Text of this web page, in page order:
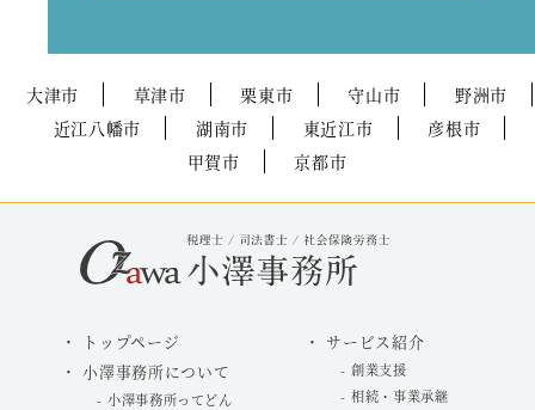
大津市 草津市 栗東市 守山市
野洲市
近江八幡市
湖南市 東近江市
彦根市
甲賀市
京都市
トップページ
小澤事務所について
小澤事務所ってどん
サービス紹介
創業支援
相続・事業承継